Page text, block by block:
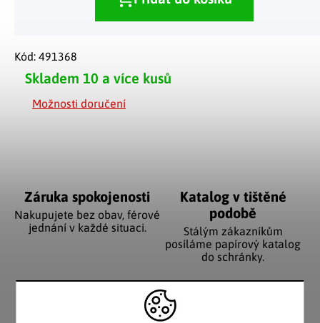
Skladem 10 a více kusů
Možnosti doručení
Kód: 491368
Záruka spokojenosti
Nakupujete bez obav, férové
jednání v každé situaci.
Katalog v tištěné
podobě
Stálým zákazníkům
posíláme papírový katalog
do schránky.